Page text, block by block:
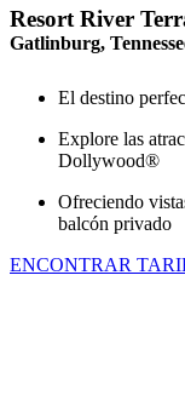
Resort River
Gatlinburg,
El destino
Explore las
Dollywood®
Ofreciendo
balcón privado
ENCONTRAR